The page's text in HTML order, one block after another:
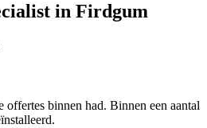
in Firdgum
binnen had. Binnen een aantal